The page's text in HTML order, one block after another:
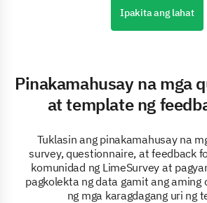
Ipakita ang lahat
Pinakamahusay na mga
at template ng
Tuklasin ang pinakamahusay na
survey, questionnaire, at feedback
komunidad ng LimeSurvey at
pagkolekta ng data gamit ang aming
ng mga karagdagang uri ng